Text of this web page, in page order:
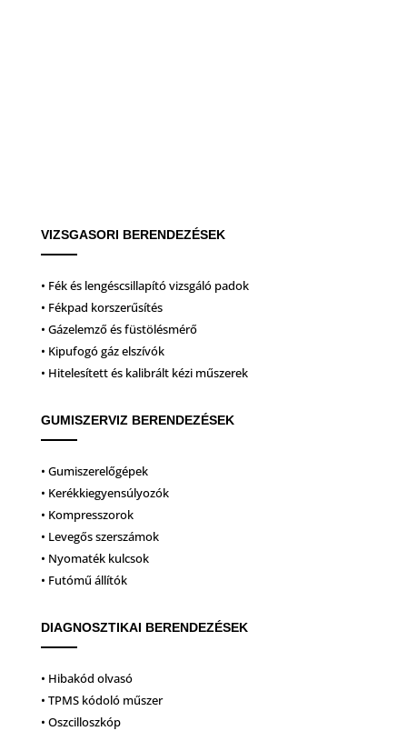
VIZSGASORI BERENDEZÉSEK
• Fék és lengéscsillapító vizsgáló padok
• Fékpad korszerűsítés
• Gázelemző és füstölésmérő
• Kipufogó gáz elszívók
• Hitelesített és kalibrált kézi műszerek
GUMISZERVIZ BERENDEZÉSEK
• Gumiszerelőgépek
• Kerékkiegyensúlyozók
• Kompresszorok
• Levegős szerszámok
• Nyomaték kulcsok
• Futómű állítók
DIAGNOSZTIKAI BERENDEZÉSEK
• Hibakód olvasó
• TPMS kódoló műszer
• Oszcilloszkóp